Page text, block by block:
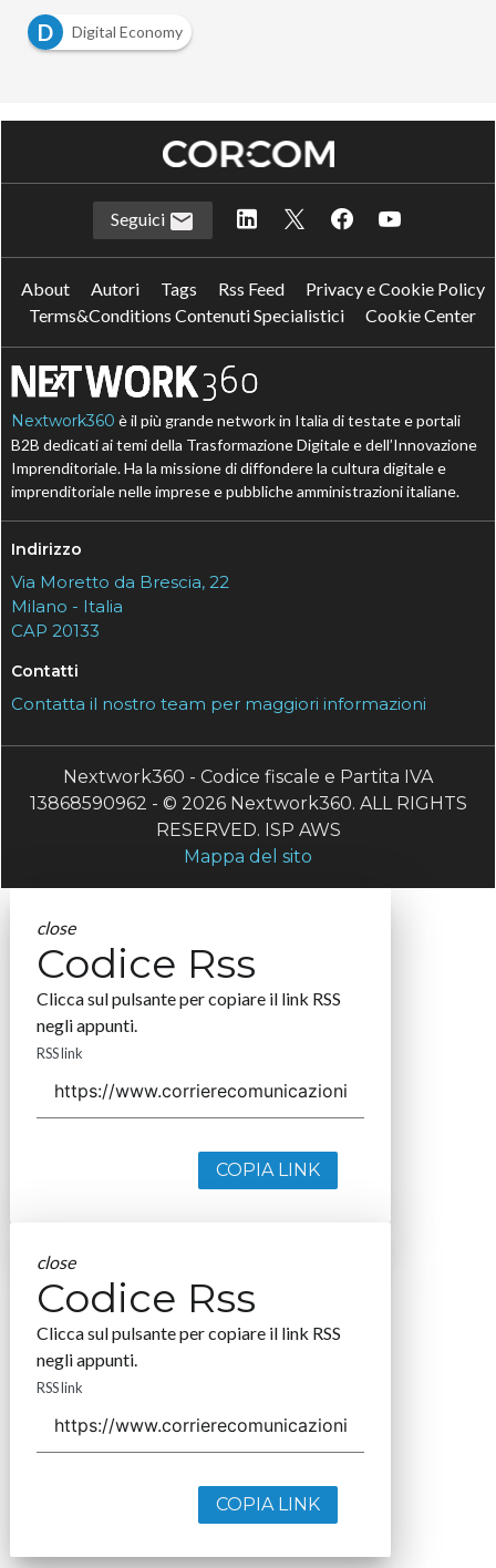
D
Digital Economy
Seguici
About Autori Tags Rss Feed
Privacy e Cookie Policy
Terms&Conditions Contenuti Specialistici
Cookie Center
Nextwork360 è il più grande network in Italia di testate e portali
B2B dedicati ai temi della Trasformazione Digitale e dell’Innovazione
Imprenditoriale. Ha la missione di diffondere la cultura digitale e
imprenditoriale nelle imprese e pubbliche amministrazioni italiane.
Indirizzo
Via Moretto da Brescia, 22
Milano - Italia
CAP 20133
Contatti
Contatta il nostro team per maggiori informazioni
Nextwork360 - Codice fiscale e Partita IVA
13868590962 - © 2026 Nextwork360. ALL RIGHTS
RESERVED. ISP AWS
Mappa del sito
close
Codice Rss
Clicca sul pulsante per copiare il link RSS
negli appunti.
RSS link
COPIA LINK
close
Codice Rss
Clicca sul pulsante per copiare il link RSS
negli appunti.
RSS link
COPIA LINK